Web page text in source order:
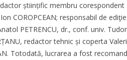
științific membru
COROPCEAN; responsabil de
PETRENCU, dr., conf. univ.
redactor tehnic și coperta
Totodată, lucrarea a fost